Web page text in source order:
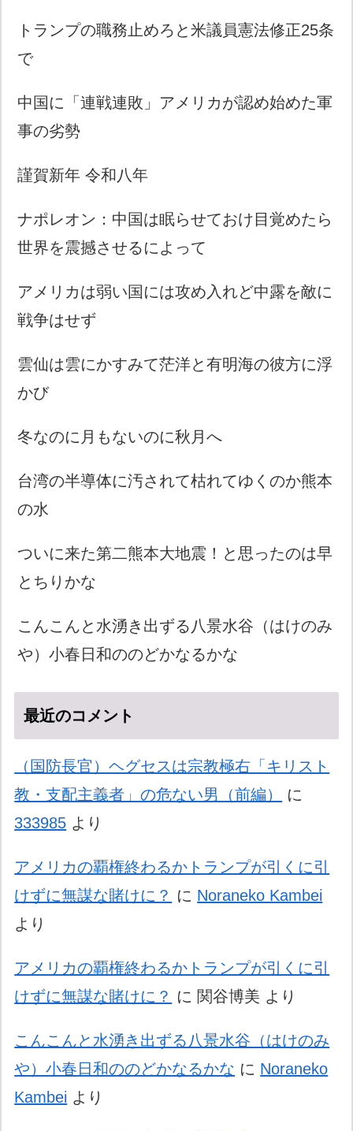
トランプの職務止めろと米議員憲法修正25条
で
中国に「連戦連敗」アメリカが認め始めた軍
事の劣勢
謹賀新年 令和八年
ナポレオン：中国は眠らせておけ目覚めたら
世界を震撼させるによって
アメリカは弱い国には攻め入れど中露を敵に
戦争はせず
雲仙は雲にかすみて茫洋と有明海の彼方に浮
かび
冬なのに月もないのに秋月へ
台湾の半導体に汚されて枯れてゆくのか熊本
の水
ついに来た第二熊本大地震！と思ったのは早
とちりかな
こんこんと水湧き出ずる八景水谷（はけのみ
や）小春日和ののどかなるかな
最近のコメント
（国防長官）ヘグセスは宗教極右「キリスト
教・支配主義者」の危ない男（前編）
に
333985 より
アメリカの覇権終わるかトランプが引くに引
けずに無謀な賭けに？ に Noraneko Kambei
より
アメリカの覇権終わるかトランプが引くに引
けずに無謀な賭けに？ に 関谷博美 より
こんこんと水湧き出ずる八景水谷（はけのみ
や）小春日和ののどかなるかな に Noraneko
Kambei より